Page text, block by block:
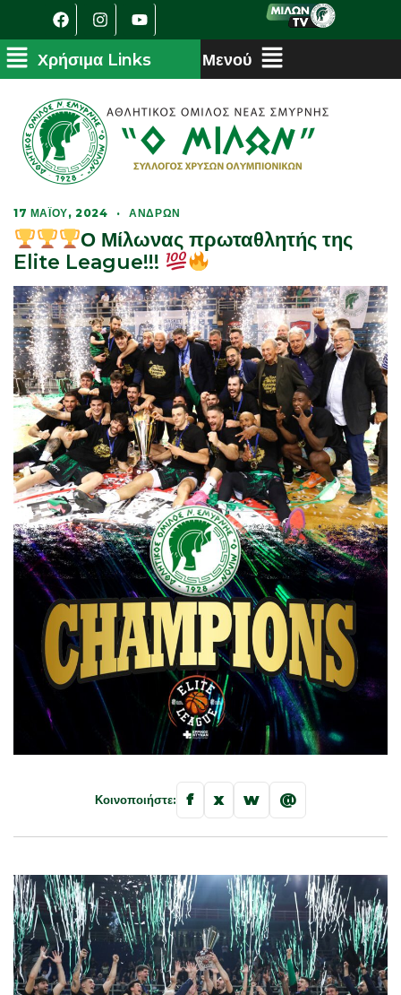
17 ΜΑΪ́ΟΥ, 2024 · ΑΝΔΡΏΝ
Ο Μίλωνας πρωταθλητής της
Elite League!!!
Κοινοποιήστε: f x w @